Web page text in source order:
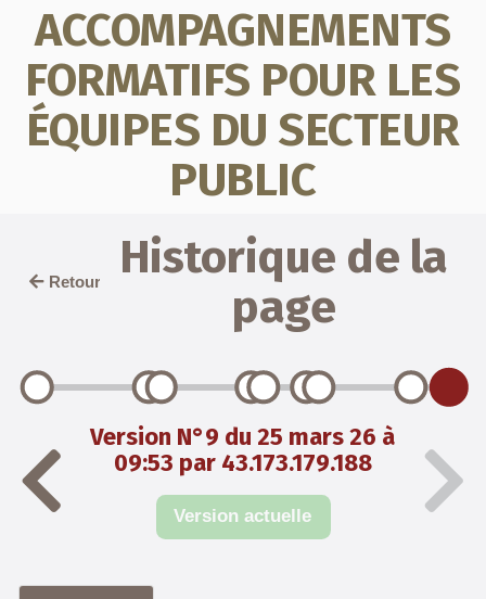
ACCOMPAGNEMENTS
FORMATIFS POUR LES
ÉQUIPES DU SECTEUR
PUBLIC
Retour
Historique de la
page
Version N°9 du 25 mars 26 à
09:53 par 43.173.179.188
Version actuelle